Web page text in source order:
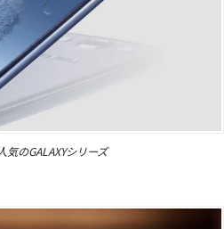
気のGALAXYシリーズ